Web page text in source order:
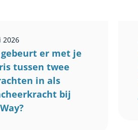
2026
er met je
tussen twee
in als
bij